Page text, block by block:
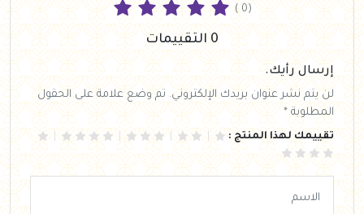
( 0)
0 التقييمات
إرسال رأيك.
لن يتم نشر عنوان بريدك الإلكتروني. تم وضع علامة على الحقول
المطلوبة *
تقييمك لهذا المنتج :